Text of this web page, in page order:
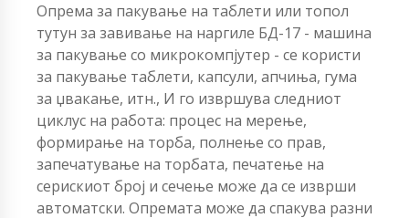
Опрема за пакување на таблети или топол
тутун за завивање на наргиле БД-17 - машина
за пакување со микрокомпјутер - се користи
за пакување таблети, капсули, апчиња, гума
за џвакање, итн., И го извршува следниот
циклус на работа: процес на мерење,
формирање на торба, полнење со прав,
запечатување на торбата, печатење на
серискиот број и сечење може да се изврши
автоматски. Опремата може да спакува разни